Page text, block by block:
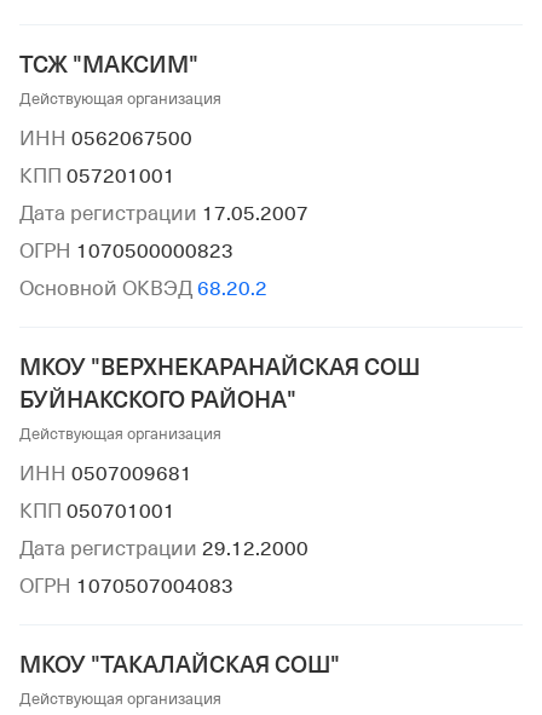
ТСЖ "МАКСИМ"
Действующая организация
ИНН 0562067500
КПП 057201001
Дата регистрации 17.05.2007
ОГРН 1070500000823
Основной ОКВЭД 68.20.2
МКОУ "ВЕРХНЕКАРАНАЙСКАЯ СОШ
БУЙНАКСКОГО РАЙОНА"
Действующая организация
ИНН 0507009681
КПП 050701001
Дата регистрации 29.12.2000
ОГРН 1070507004083
МКОУ "ТАКАЛАЙСКАЯ СОШ"
Действующая организация